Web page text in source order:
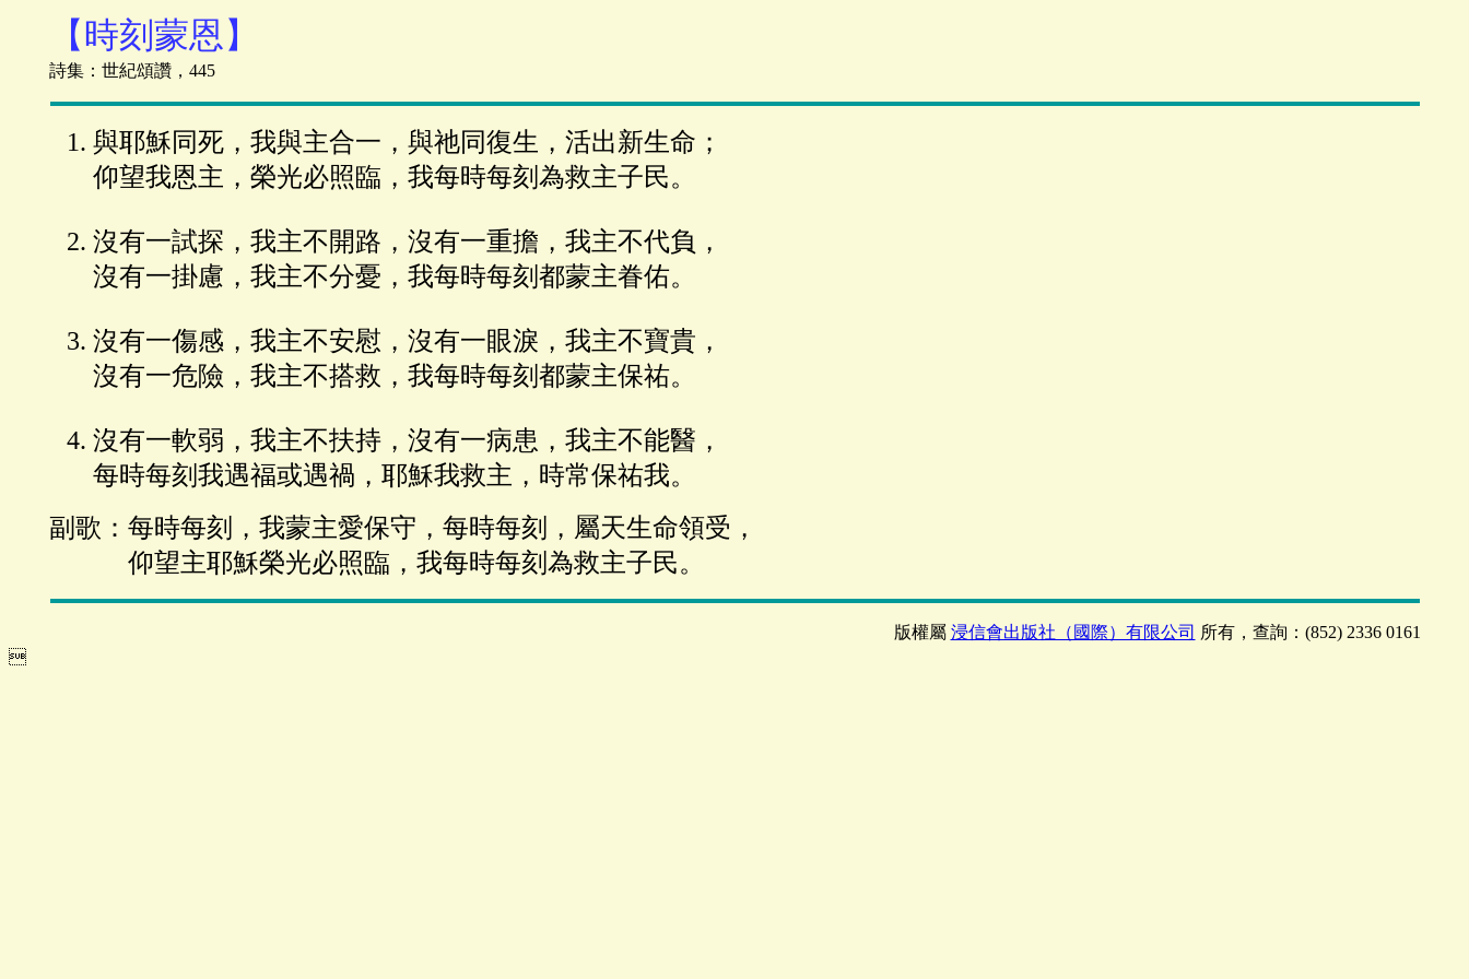
【時刻蒙恩】
詩集：世紀頌讚，445
與耶穌同死，我與主合一，與祂同復生，活出新生命；
仰望我恩主，榮光必照臨，我每時每刻為救主子民。
沒有一試探，我主不開路，沒有一重擔，我主不代負，
沒有一掛慮，我主不分憂，我每時每刻都蒙主眷佑。
沒有一傷感，我主不安慰，沒有一眼淚，我主不寶貴，
沒有一危險，我主不搭救，我每時每刻都蒙主保祐。
沒有一軟弱，我主不扶持，沒有一病患，我主不能醫，
每時每刻我遇福或遇禍，耶穌我救主，時常保祐我。
副歌：每時每刻，我蒙主愛保守，每時每刻，屬天生命領受，
仰望主耶穌榮光必照臨，我每時每刻為救主子民。
版權屬 浸信會出版社（國際）有限公司 所有，查詢：(852) 2336 0161
